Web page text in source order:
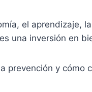
el aprendizaje,
una inversión en
prevención y cómo